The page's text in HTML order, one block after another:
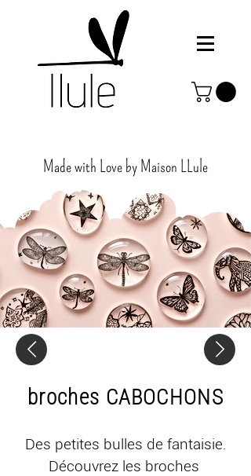
Made with Love by Maison LLule
broches CABOCHONS
Des petites bulles de fantaisie.
Découvrez les broches